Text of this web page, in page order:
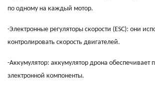
по одному на каждый мотор.
-Электронные регуляторы скорости (ESC): они
контролировать скорость двигателей.
-Аккумулятор: аккумулятор дрона обеспечивает
электронной компоненты.